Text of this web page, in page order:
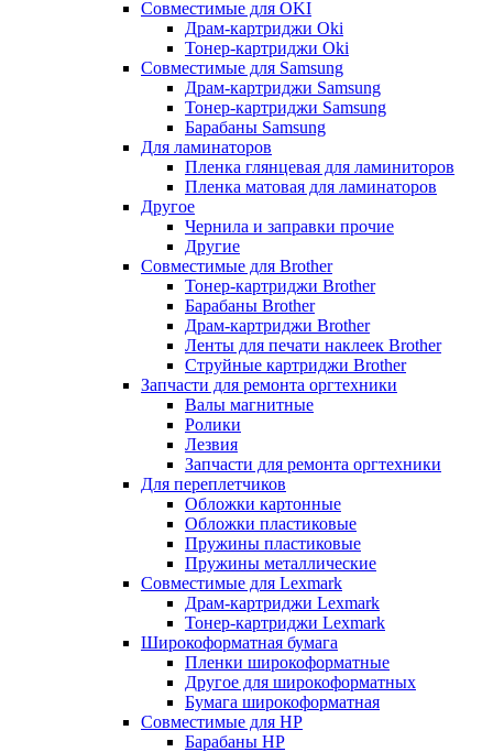
Совместимые для OKI
Драм-картриджи Oki
Тонер-картриджи Oki
Совместимые для Samsung
Драм-картриджи Samsung
Тонер-картриджи Samsung
Барабаны Samsung
Для ламинаторов
Пленка глянцевая для ламиниторов
Пленка матовая для ламинаторов
Другое
Чернила и заправки прочие
Другие
Совместимые для Brother
Тонер-картриджи Brother
Барабаны Brother
Драм-картриджи Brother
Ленты для печати наклеек Brother
Струйные картриджи Brother
Запчасти для ремонта оргтехники
Валы магнитные
Ролики
Лезвия
Запчасти для ремонта оргтехники
Для переплетчиков
Обложки картонные
Обложки пластиковые
Пружины пластиковые
Пружины металлические
Совместимые для Lexmark
Драм-картриджи Lexmark
Тонер-картриджи Lexmark
Широкоформатная бумага
Пленки широкоформатные
Другое для широкоформатных
Бумага широкоформатная
Совместимые для HP
Барабаны HP